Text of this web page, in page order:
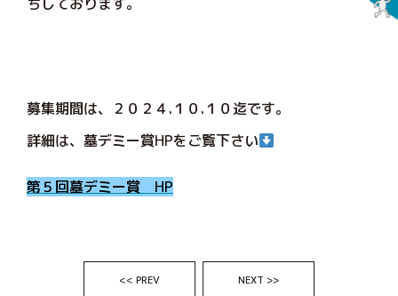
募集期間は、２０２４.１０.１０迄です。
詳細は、墓デミー賞HPをご覧下さい
第５回墓デミー賞 HP
<< PREV NEXT >>